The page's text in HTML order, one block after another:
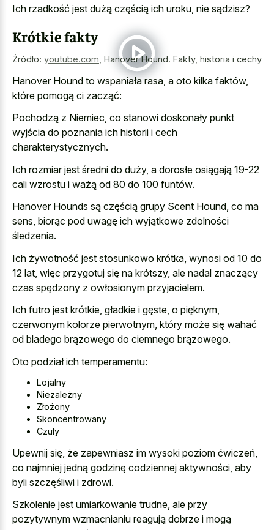
Ich rzadkość jest dużą częścią ich uroku, nie sądzisz?
Krótkie fakty
Źródło: youtube.com Hanover Hound. Fakty, historia i cechy
Hanover Hound to wspaniała rasa, a oto kilka faktów,
które pomogą ci zacząć:
Pochodzą z Niemiec, co stanowi doskonały punkt
wyjścia do poznania ich historii i cech
charakterystycznych.
Ich rozmiar jest średni do duży, a dorosłe osiągają 19-22
cali wzrostu i ważą od 80 do 100 funtów.
Hanover Hounds są częścią grupy Scent Hound, co ma
sens, biorąc pod uwagę ich wyjątkowe zdolności
śledzenia.
Ich żywotność jest stosunkowo krótka, wynosi od 10 do
12 lat, więc przygotuj się na krótszy, ale nadal znaczący
czas spędzony z owłosionym przyjacielem.
Ich futro jest krótkie, gładkie i gęste, o pięknym,
czerwonym kolorze pierwotnym, który może się wahać
od bladego brązowego do ciemnego brązowego.
Oto podział ich temperamentu:
Lojalny
Niezależny
Złożony
Skoncentrowany
Czuły
Upewnij się, że zapewniasz im wysoki poziom ćwiczeń,
co najmniej jedną godzinę codziennej aktywności, aby
byli szczęśliwi i zdrowi.
Szkolenie jest umiarkowanie trudne, ale przy
pozytywnym wzmacnianiu reagują dobrze i mogą